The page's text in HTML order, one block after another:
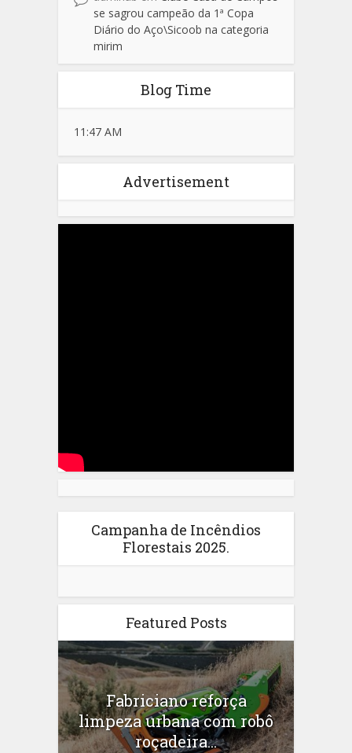
se sagrou campeão da 1ª Copa
Diário do Aço\Sicoob na categoria
mirim
Blog Time
11:47 AM
Advertisement
Campanha de Incêndios
Florestais 2025.
Featured Posts
Fabriciano reforça
limpeza urbana com robô
roçadeira...